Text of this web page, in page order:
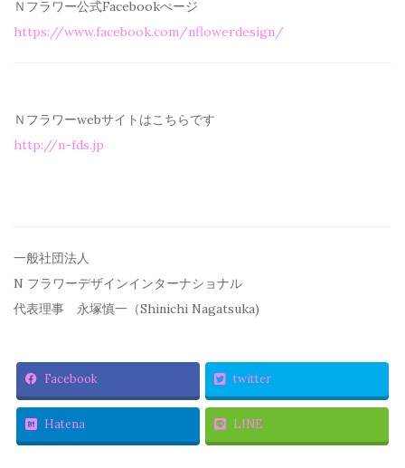
Ｎフラワー公式Facebookぺージ
https://www.facebook.com/nflowerdesign/
Ｎフラワーwebサイトはこちらです
http://n-fds.jp
一般社団法人
N フラワーデザインインターナショナル
代表理事 永塚慎一（Shinichi Nagatsuka)
Facebook twitter
Hatena LINE